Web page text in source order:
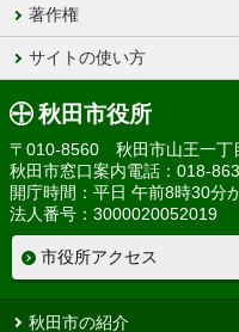
著作権
サイトの使い方
秋田市役所
〒010-8560 秋田市山王一丁
秋田市窓口案内電話：018-
開庁時間：平日 午前8時30分
法人番号：3000020052019
市役所アクセス
秋田市の紹介